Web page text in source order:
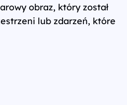
obraz, który został
lub zdarzeń, które